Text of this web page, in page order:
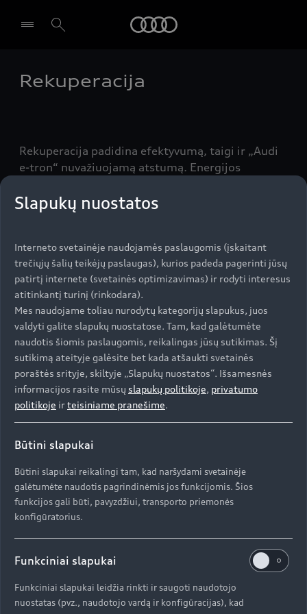
Pasirinkti atstovybę
Rekuperacija
Rekuperacija padidina efektyvumą, taigi ir „Audi
e-tron“ nuvažiuojamą atstumą. Energijos
rekuperaciją, ir novatorišką stabdymo
rekuperaciją, leidžiančią pasiekti iki 220 kW
Modeliai
Visi modeliai
e-tron
e-tron GT
Įsigyti Audi
Naudoti Audi
Audi Lizingas
Audi servisas
Servisas ir aptarnavimas
Serviso akcijos
Originalūs aksesuarai
Garantijos
Aktualumas
Naujienos
Svarbi informacija mūsų klientams
Atšaukimas dėl oro pagalvių saugumo
Perdirbimas
AUDI AG
Istorija (ENG)
Informacija apie importuotoją
Slapukų nuostatos
Interneto svetainėje naudojamės paslaugomis (įskaitant
trečiųjų šalių teikėjų paslaugas), kurios padeda pagerinti jūsų
patirtį internete (svetainės optimizavimas) ir rodyti interesus
atitinkantį turinį (rinkodara).
Mes naudojame toliau nurodytų kategorijų slapukus, juos
valdyti galite slapukų nuostatose. Tam, kad galėtumėte
naudotis šiomis paslaugomis, reikalingas jūsų sutikimas. Šį
sutikimą ateityje galėsite bet kada atšaukti svetainės
poraštės srityje, skiltyje „Slapukų nuostatos“. Išsamesnės
informacijos rasite mūsų slapukų politikoje, privatumo
politikoje irteisiniame pranešime.
Būtini slapukai
Būtini slapukai reikalingi tam, kad naršydami svetainėje
galėtumėte naudotis pagrindinėmis jos funkcijomis. Šios
funkcijos gali būti, pavyzdžiui, transporto priemonės
konfigūratorius.
Funkciniai slapukai
Funkciniai slapukai leidžia rinkti ir saugoti naudotojo
nuostatas (pvz., naudotojo vardą ir konfigūracijas), kad